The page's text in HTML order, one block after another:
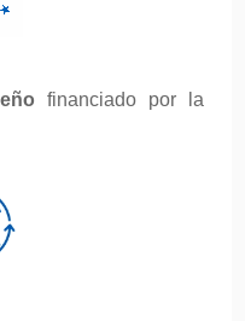
financiado por la